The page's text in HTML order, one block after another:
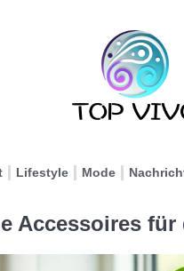
Lifestyle Mode
Accessoires